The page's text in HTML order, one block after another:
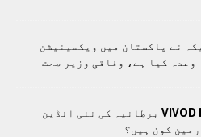
نے پاکستان میں ویکسینیشن
VIVOD برطانیہ کی نئی انڈین
کون ہیں؟